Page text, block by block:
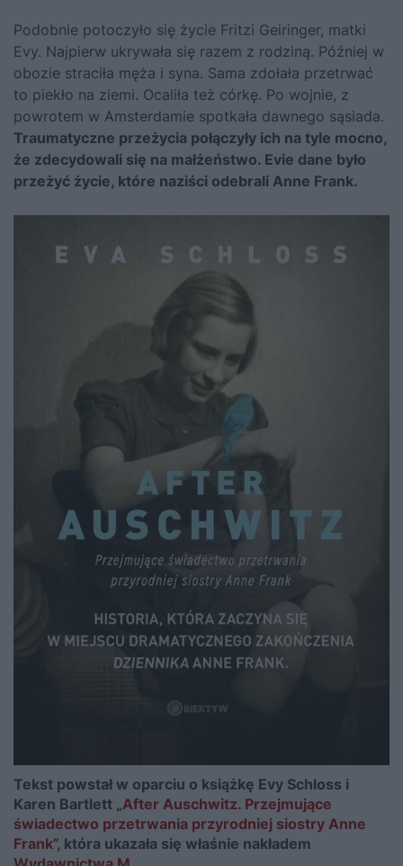
Podobnie potoczyło się życie Fritzi Geiringer, matki
Evy. Najpierw ukrywała się razem z rodziną. Później w
obozie straciła męża i syna. Sama zdołała przetrwać
to piekło na ziemi. Ocaliła też córkę. Po wojnie, z
powrotem w Amsterdamie spotkała dawnego sąsiada.
Traumatyczne przeżycia połączyły ich na tyle mocno,
że zdecydowali się na małżeństwo. Evie dane było
przeżyć życie, które naziści odebrali Anne Frank.
Tekst powstał w oparciu o książkę Evy Schloss i
Karen Bartlett „After Auschwitz. Przejmujące
świadectwo przetrwania przyrodniej siostry Anne
Frank”, która ukazała się właśnie nakładem